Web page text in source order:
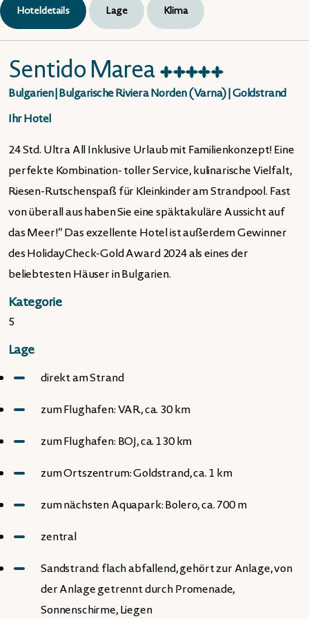
Hoteldetails Lage Klima
Sentido Marea ★★★★★
Bulgarien|Bulgarische Riviera Norden (Varna)|Goldstrand
Ihr Hotel
24 Std. Ultra All Inklusive Urlaub mit Familienkonzept! Eine
perfekte Kombination- toller Service, kulinarische Vielfalt,
Riesen-Rutschenspaß für Kleinkinder am Strandpool. Fast
von überall aus haben Sie eine späktakuläre Aussicht auf
das Meer!” Das exzellente Hotel ist außerdem Gewinner
des HolidayCheck-Gold Award 2024 als eines der
beliebtesten Häuser in Bulgarien.
Kategorie
5
Lage
direkt am Strand
zum Flughafen: VAR, ca. 30 km
zum Flughafen: BOJ, ca. 130 km
zum Ortszentrum: Goldstrand, ca. 1 km
zum nächsten Aquapark: Bolero, ca. 700 m
zentral
Sandstrand: flach abfallend, gehört zur Anlage, von
der Anlage getrennt durch Promenade,
Sonnenschirme, Liegen